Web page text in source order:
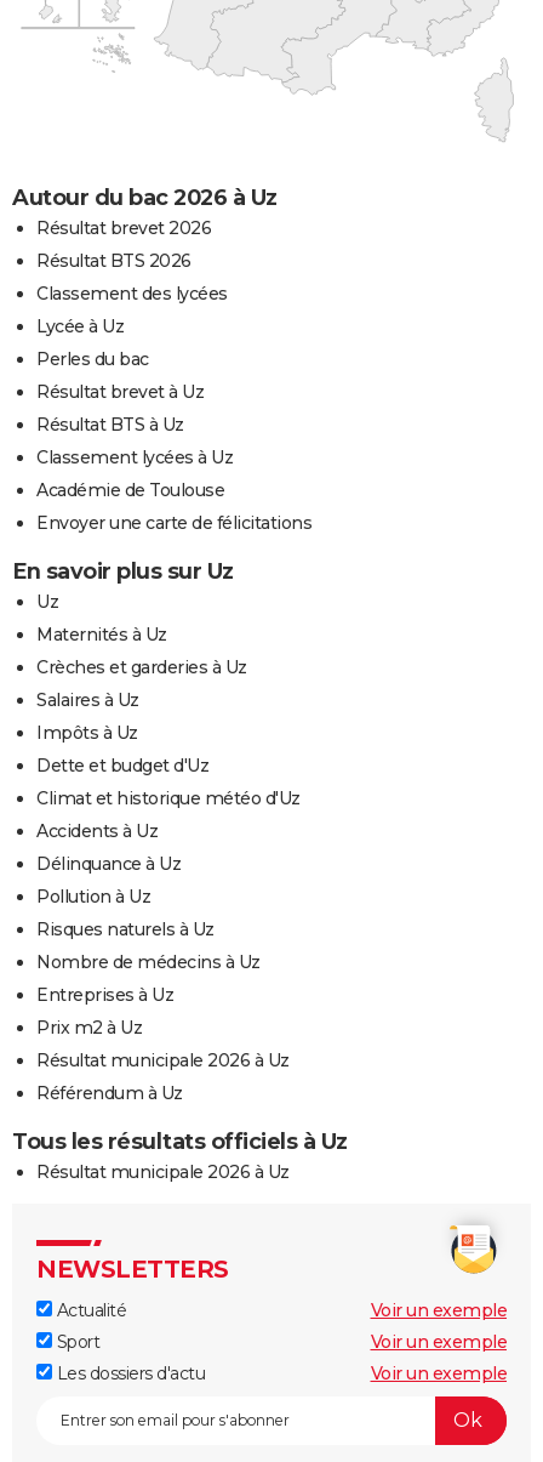
Autour du bac 2026 à Uz
Résultat brevet 2026
Résultat BTS 2026
Classement des lycées
Lycée à Uz
Perles du bac
Résultat brevet à Uz
Résultat BTS à Uz
Classement lycées à Uz
Académie de Toulouse
Envoyer une carte de félicitations
En savoir plus sur Uz
Uz
Maternités à Uz
Crèches et garderies à Uz
Salaires à Uz
Impôts à Uz
Dette et budget d'Uz
Climat et historique météo d'Uz
Accidents à Uz
Délinquance à Uz
Pollution à Uz
Risques naturels à Uz
Nombre de médecins à Uz
Entreprises à Uz
Prix m2 à Uz
Résultat municipale 2026 à Uz
Référendum à Uz
Tous les résultats officiels à Uz
Résultat municipale 2026 à Uz
NEWSLETTERS
Actualité
Voir un exemple
Sport
Voir un exemple
Les dossiers d'actu
Voir un exemple